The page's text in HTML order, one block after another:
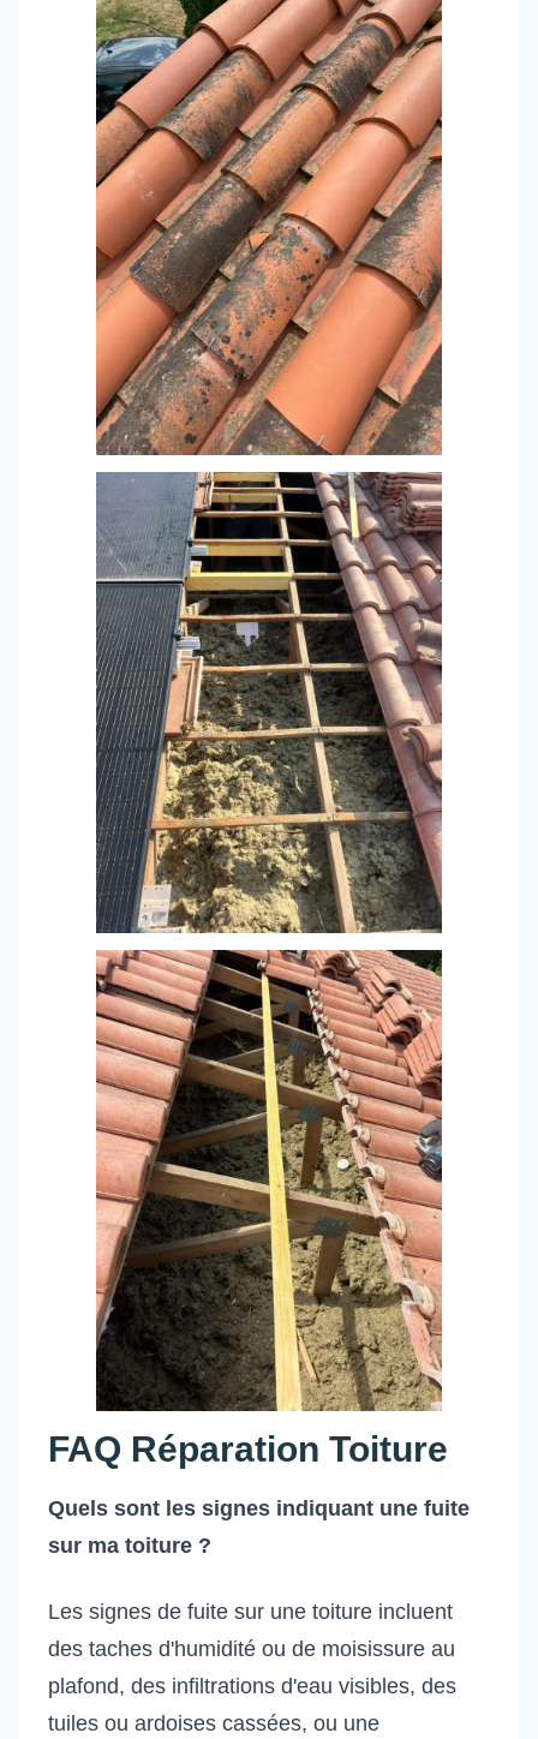
FAQ Réparation Toiture
Quels sont les signes indiquant une fuite
sur ma toiture ?
Les signes de fuite sur une toiture incluent
des taches d'humidité ou de moisissure au
plafond, des infiltrations d'eau visibles, des
tuiles ou ardoises cassées, ou une